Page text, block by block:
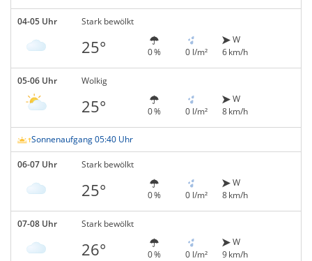
04-05 Uhr Stark bewölkt
25° 0 % 0 l/m²
W
6 km/h
05-06 Uhr Wolkig
25° 0 % 0 l/m²
W
8 km/h
Sonnenaufgang 05:40 Uhr
06-07 Uhr Stark bewölkt
25° 0 % 0 l/m²
W
8 km/h
07-08 Uhr Stark bewölkt
26° 0 % 0 l/m²
W
9 km/h